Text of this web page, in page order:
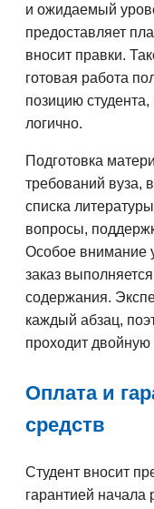
и ожидаемый
предоставляет
вносит правки.
готовая работа
позицию
логично.
Подготовка
требований вуза,
списка
вопросы,
Особое внимание
заказ
содержания.
каждый абзац,
проходит двойную
Оплата и
средств
Студент вносит
гарантией